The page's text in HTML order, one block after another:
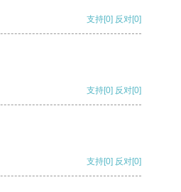
支持[0] 反对[0]
支持[0] 反对[0]
支持[0] 反对[0]